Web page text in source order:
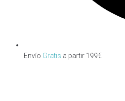
Envío Gratis a partir 199€